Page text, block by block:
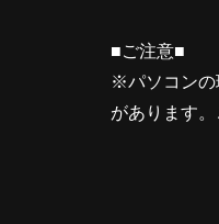
■ご注意■
※パソコンの
があります。